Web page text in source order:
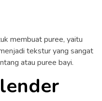
membuat puree, yaitu
tekstur yang sangat
atau puree bayi.